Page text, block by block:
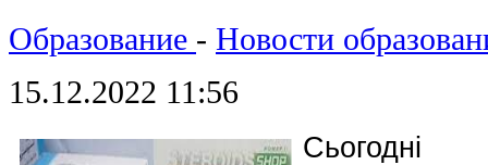
Образование - Новости
15.12.2022 11:56
Сьогодні